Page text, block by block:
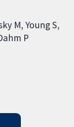
M Young S
P